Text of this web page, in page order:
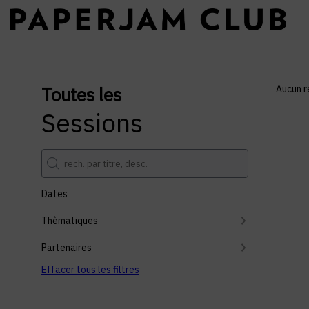
Toutes les
Sessions
Dates
Thèmatiques
Partenaires
Effacer tous les filtres
Aucun